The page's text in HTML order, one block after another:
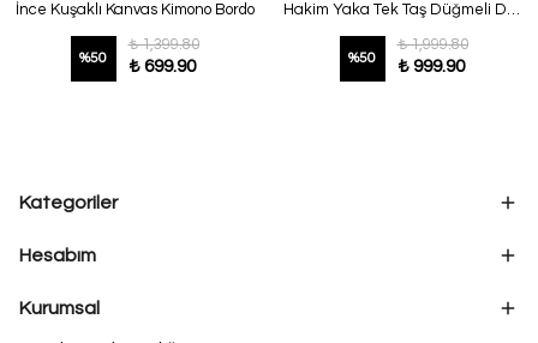
İnce Kuşaklı Kanvas Kimono Bordo
%50
₺ 1,399.80
₺ 699.90
Hakim Yaka Tek Taş Düğmeli Dabıl Ceket Taş
%50
₺ 1,999.80
₺ 999.90
Kategoriler
Hesabım
Kurumsal